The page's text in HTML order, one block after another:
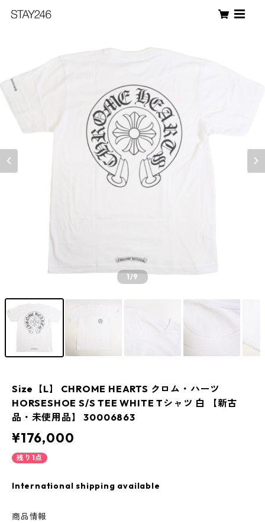
1/9
Size【L】 CHROME HEARTS クロム・ハーツ
HORSESHOE S/S TEE WHITE Tシャツ 白 【新古
品・未使用品】 30006863
¥176,000
残り1点
International shipping available
商品情報